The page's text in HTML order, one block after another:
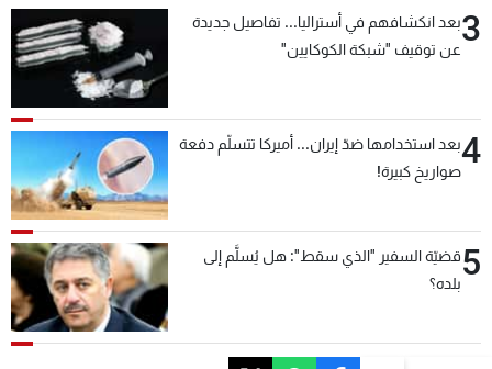
3بعد انكشافهم في أستراليا... تفاصيل جديدة
عن توقيف "شبكة الكوكايين"
4بعد استخدامها ضدّ إيران... أميركا تتسلّم دفعة
صواريخ كبيرة!
5قضيّة السفير "الذي سقط": هل يُسلَّم إلى
بلده؟